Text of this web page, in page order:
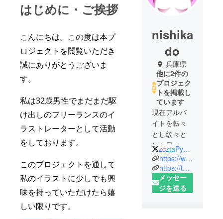
はじめに・ご挨拶
こんにちは。この度は本プ
ロジェクトを閲覧いただき
誠にありがとうございま
す。
私は32歳男性でまだまだ駆
け出しのフリーランスのイ
ラストレーターとして活動
をしております。
このプロジェクトを通して
私のイラストに少しでも興
味を持っていただけたら嬉
しい限りです。
nishika
do
兵庫県
他に2件の
プロジェク
トを掲載し
ています
現在アルバ
イトを転々
とし紋々と
した日々を
過ごしてい
ます。
自分才能を
生かした仕
zcztaPyMU4MUjy6
https://www.facebook.com/profile.php?id=100024353123144
https://twitter.com/@zcztaPyMU4MUjy6
メッセー
ジを送る